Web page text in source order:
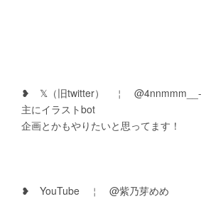
❥　𝕏（旧twitter）　￤　@4nnmmm__-
主にイラストbot
企画とかもやりたいと思ってます！
❥　YouTube　￤　@紫乃芽めめ